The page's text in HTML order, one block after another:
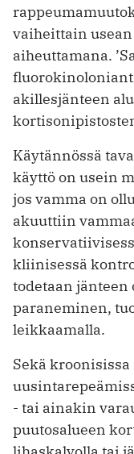
vaiheittain
aiheuttamana.
akillesjänteen
Käytännössä
käyttö on usein
jos vamma on
akuuttiin
kliinisessä
todetaan jänteen
paraneminen,
leikkaamalla.
Sekä
- tai ainakin
puutosalueen